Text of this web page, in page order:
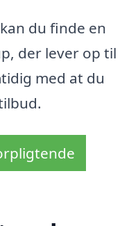
du finde en
der lever op til
med at du